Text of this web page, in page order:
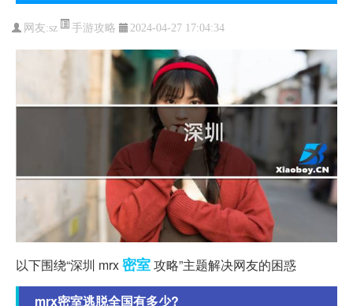
网友:sz 手游攻略 2024-04-27 17:04:34
以下围绕“深圳 mrx密室攻略”主题解决网友的困惑
mrx密室逃脱全国有多少?